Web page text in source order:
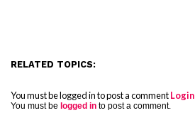
RELATED TOPICS:
You must be logged in to post a commentLogin
You must be logged in to post a comment.